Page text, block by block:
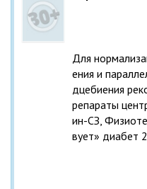
Для
ения и
дцебиения
репараты
ин-СЗ,
вует» диабет